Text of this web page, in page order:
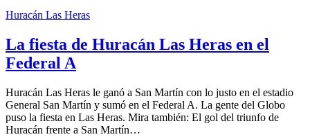
Huracán Las Heras
La fiesta de Huracán Las Heras en el
Federal A
Huracán Las Heras le ganó a San Martín con lo justo en el estadio
General San Martín y sumó en el Federal A. La gente del Globo
puso la fiesta en Las Heras. Mira también: El gol del triunfo de
Huracán frente a San Martín…